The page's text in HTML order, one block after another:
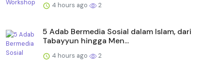
4 hours ago 2
5 Adab Bermedia Sosial dalam Islam, dari
Tabayyun hingga Men...
4 hours ago 2